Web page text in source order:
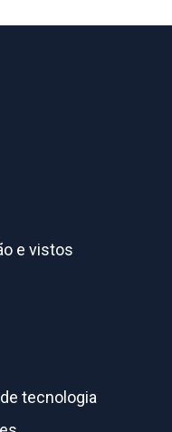
e vistos
tecnologia